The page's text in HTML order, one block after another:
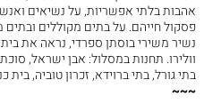
אהבות בלתי אפשריות, על נשיאים
פסקול חייהם. על בתים מקוללים ובתים
נשיר משירי בוסתן ספרדי, נראה את
וולירו. תחנות במסלול: אבן ישראל,
בתי גורל, בתי ברוידא, זכרון טוביה, בית
~~~